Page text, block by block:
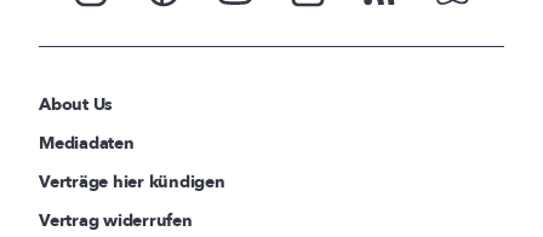
About Us
Mediadaten
Verträge hier kündigen
Vertrag widerrufen